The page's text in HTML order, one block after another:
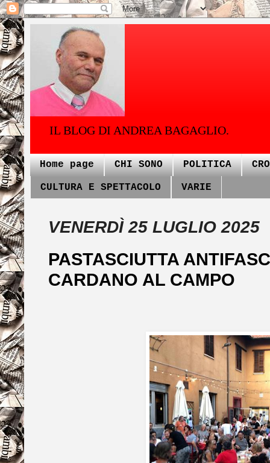
IL BLOG DI ANDREA BAGAGLIO.
Home page CHI SONO POLITICA
CULTURA E SPETTACOLO VARIE
VENERDÌ 25 LUGLIO 2025
PASTASCIUTTA
CARDANO AL CAMPO